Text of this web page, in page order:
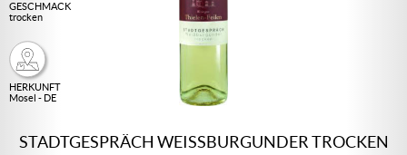
GESCHMACK
trocken
HERKUNFT
Mosel - DE
STADTGESPRÄCH WEISSBURGUNDER TROCKEN